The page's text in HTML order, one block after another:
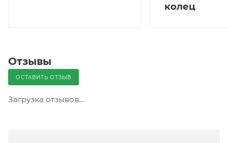
колец
Отзывы
ОСТАВИТЬ ОТЗЫВ
Загрузка отзывов...